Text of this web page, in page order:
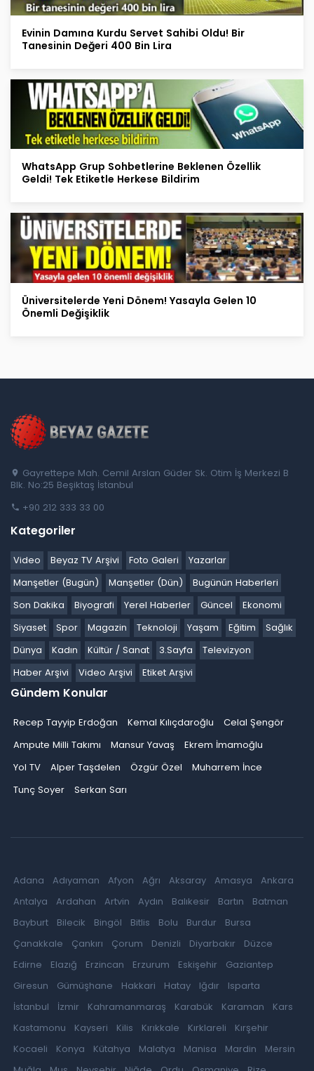
Evinin Damına Kurdu Servet Sahibi Oldu! Bir
Tanesinin Değeri 400 Bin Lira
WhatsApp Grup Sohbetlerine Beklenen Özellik
Geldi! Tek Etiketle Herkese Bildirim
Üniversitelerde Yeni Dönem! Yasayla Gelen 10
Önemli Değişiklik
Gayrettepe Mah. Cemil Arslan Güder Sk. Otim İş Merkezi B
Blk. No:25 Beşiktaş İstanbul
+90 212 333 33 00
Kategoriler
Video Beyaz TV Arşivi Foto Galeri
Yazarlar
Manşetler (Bugün)
Manşetler (Dün)
Bugünün Haberleri
Son Dakika
Biyografi Yerel Haberler Güncel
Ekonomi
Siyaset
Spor Magazin Teknoloji Yaşam Eğitim
Sağlık
Dünya
Kadın Kültür / Sanat 3.Sayfa
Televizyon
Haber Arşivi
Video Arşivi Etiket Arşivi
Gündem Konular
Recep Tayyip Erdoğan Kemal Kılıçdaroğlu
Celal Şengör
Ampute Milli Takımı
Mansur Yavaş
Ekrem İmamoğlu
Yol TV
Alper Taşdelen Özgür Özel
Muharrem İnce
Tunç Soyer
Serkan Sarı
Adana Adıyaman Afyon Ağrı Aksaray Amasya
Ankara
Antalya
Ardahan Artvin Aydın Balıkesir Bartın
Batman
Bayburt
Bilecik Bingöl Bitlis Bolu Burdur
Bursa
Çanakkale
Çankırı Çorum Denizli Diyarbakır
Düzce
Edirne
Elazığ Erzincan Erzurum Eskişehir
Gaziantep
Giresun
Gümüşhane Hakkari Hatay Iğdır
Isparta
İstanbul
İzmir Kahramanmaraş Karabük Karaman
Kars
Kastamonu
Kayseri Kilis Kırıkkale Kırklareli
Kırşehir
Kocaeli
Konya Kütahya Malatya Manisa Mardin
Mersin